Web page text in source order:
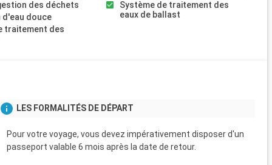
des déchets
douce
traitement des
Système de traitement des
eaux de ballast
LES FORMALITÉS DE DÉPART
Pour votre voyage, vous devez impérativement disposer d'un
passeport valable 6 mois après la date de retour.